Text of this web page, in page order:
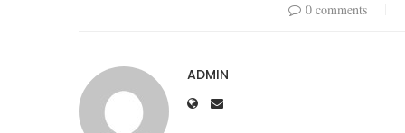
0 comments
ADMIN